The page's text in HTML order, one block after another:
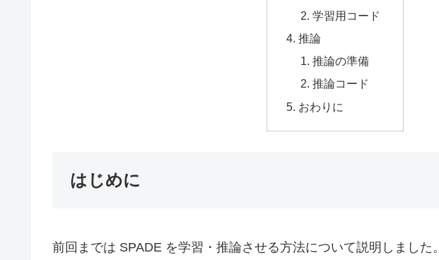
学習用コード
推論
推論の準備
推論コード
おわりに
はじめに
前回までは SPADE を学習・推論させる方法について説明しました。